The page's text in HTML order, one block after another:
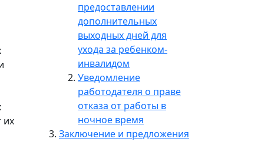
их
предоставлении
дополнительных
выходных дней для
ухода за ребенком-
инвалидом
Уведомление
работодателя о праве
отказа от работы в
ночное время
Заключение и предложения